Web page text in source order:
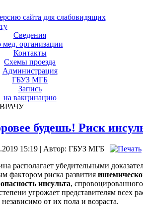
сайта для слабовидящих
Сведения
мед. организации
Контакты
Схемы проезда
Администрация
ГБУЗ МГБ
Запись
на вакцинацию
будешь! Риск
15:19 | Автор: ГБУЗ МГБ |
располагает убедительными
фактором риска развития
опасность инсульта, спровоцированного
угрожает представителям всех
от их пола и возраста.